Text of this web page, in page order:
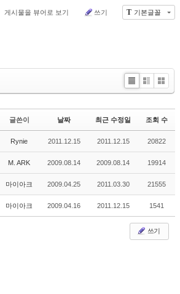
T 기본글꼴
게시물을 뷰어로 보기 쓰기
Li
Zi
e
G
le
r
글쓴이 날짜 최근 수정일 조회 수
Rynie 2011.12.15 2011.12.15 20822
M. ARK 2009.08.14 2009.08.14 19914
마이아크 2009.04.25 2011.03.30 21555
마이아크 2009.04.16 2011.12.15 1541
쓰기